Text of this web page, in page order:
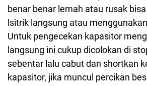
benar benar lemah atau rusak
lsitrik langsung atau
Untuk pengecekan kapasitor
langsung ini cukup dicolokan di
sebentar lalu cabut dan shortkan
kapasitor, jika muncul percikan